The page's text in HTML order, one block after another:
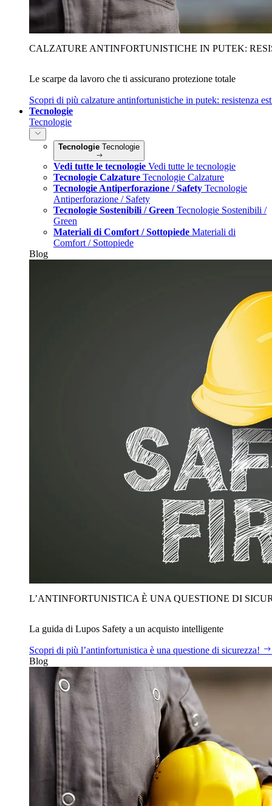
CALZATURE ANTINFORTUNISTICHE IN PUTEK:
Le scarpe da lavoro che ti assicurano protezione totale
Scopri di più calzature antinfortunistiche in putek: resistenza
Tecnologie
Tecnologie
Tecnologie Tecnologie
Vedi tutte le tecnologie Vedi tutte le tecnologie
Tecnologie Calzature Tecnologie Calzature
Tecnologie Antiperforazione / Safety Tecnologie
Antiperforazione / Safety
Tecnologie Sostenibili / Green Tecnologie Sostenibili /
Green
Materiali di Comfort / Sottopiede Materiali di
Comfort / Sottopiede
Blog
L’ANTINFORTUNISTICA È UNA QUESTIONE DI
La guida di Lupos Safety a un acquisto intelligente
Scopri di più l’antinfortunistica è una questione di sicurezza!
Blog